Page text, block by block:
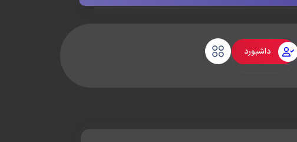
داشبورد